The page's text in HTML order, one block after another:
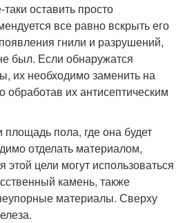
оставить просто
все равно вскрыть его
гнили и разрушений,
был. Если обнаружатся
их необходимо заменить на
обработав их антисептическим
площадь пола, где она будет
отделать материалом,
цели могут использоваться
камень, также
материалы. Сверху